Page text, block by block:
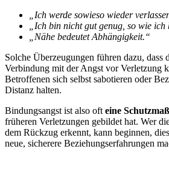
„Ich werde sowieso wieder
„Ich bin nicht gut genug, so wie ich
„Nähe bedeutet Abhängigkeit.“
Solche Überzeugungen führen dazu, dass
Verbindung mit der Angst vor Verletzung
Betroffenen sich selbst sabotieren oder
Distanz halten.
Bindungsangst ist also oft eine
früheren Verletzungen gebildet hat. Wer
dem Rückzug erkennt, kann beginnen,
neue, sicherere Beziehungserfahrungen